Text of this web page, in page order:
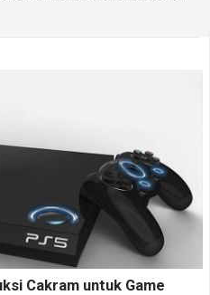
Cakram untuk Game